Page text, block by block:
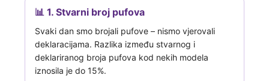
📊 1. Stvarni broj pufova
Svaki dan smo brojali pufove – nismo vjerovali
deklaracijama. Razlika između stvarnog i
deklariranog broja pufova kod nekih modela
iznosila je do 15%.